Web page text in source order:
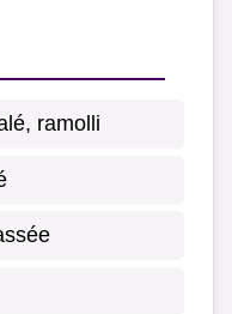
ramolli